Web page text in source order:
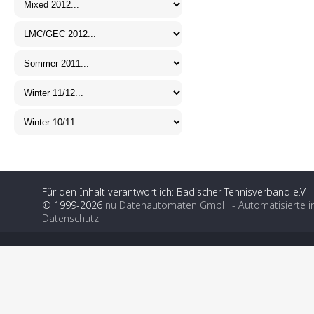
Für den Inhalt verantwortlich: Badischer Tennisverband e.V.
© 1999-2026 nu Datenautomaten GmbH - Automatisierte
Datenschutz